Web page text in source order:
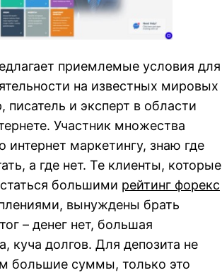
приемлемые условия для
на известных мировых
писатель и эксперт в области
Участник множества
интернет маркетингу, знаю где
а где нет. Те клиенты, которые
большими рейтинг форекс
вынуждены брать
– денег нет, большая
куча долгов. Для депозита не
большие суммы, только это